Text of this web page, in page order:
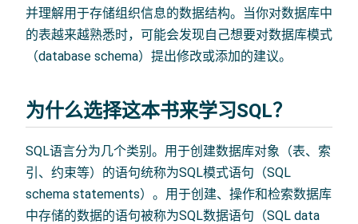
并理解用于存储组织信息的数据结构。当你对数据库中
的表越来越熟悉时，可能会发现自己想要对数据库模式
（database schema）提出修改或添加的建议。
为什么选择这本书来学习SQL？
SQL语言分为几个类别。用于创建数据库对象（表、索
引、约束等）的语句统称为SQL模式语句（SQL
schema statements）。用于创建、操作和检索数据库
中存储的数据的语句被称为SQL数据语句（SQL data